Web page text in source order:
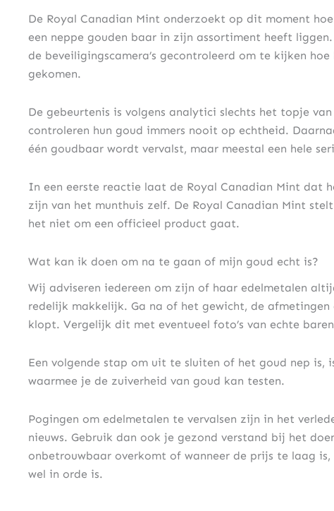
De Royal Canadian Mint onderzoekt op dit moment
een neppe gouden baar in zijn assortiment heeft
de beveiligingscamera’s gecontroleerd om te kijken
gekomen.
De gebeurtenis is volgens analytici slechts het topje
controleren hun goud immers nooit op echtheid.
één goudbaar wordt vervalst, maar meestal een hele
In een eerste reactie laat de Royal Canadian Mint dat
zijn van het munthuis zelf. De Royal Canadian Mint
het niet om een officieel product gaat.
Wat kan ik doen om na te gaan of mijn goud echt is?
Wij adviseren iedereen om zijn of haar edelmetalen
redelijk makkelijk. Ga na of het gewicht, de
klopt. Vergelijk dit met eventueel foto’s van echte
Een volgende stap om uit te sluiten of het goud nep is,
waarmee je de zuiverheid van goud kan testen.
Pogingen om edelmetalen te vervalsen zijn in het
nieuws. Gebruik dan ook je gezond verstand bij het
onbetrouwbaar overkomt of wanneer de prijs te laag
wel in orde is.